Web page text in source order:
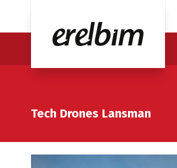
Tech Drones Lansman